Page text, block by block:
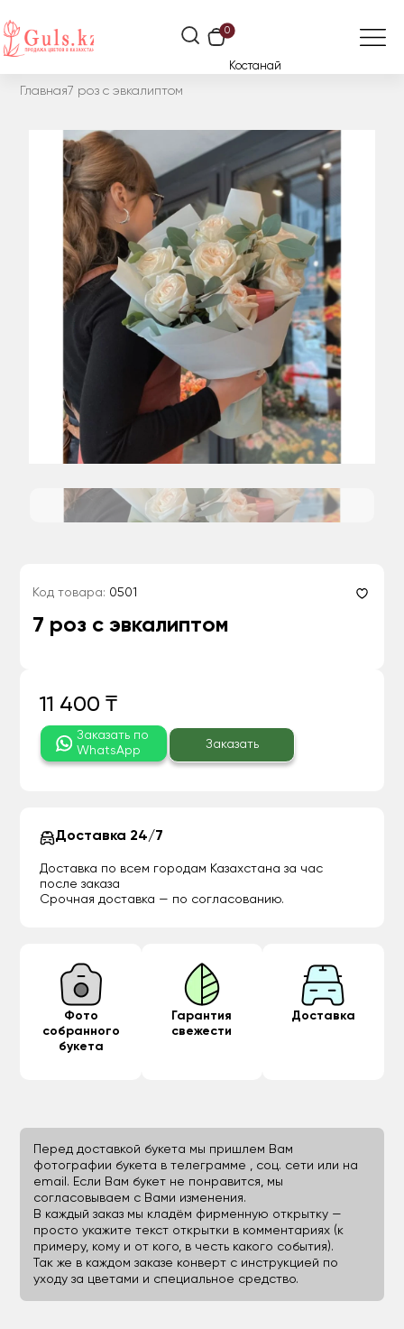
0
Костанай
Главная7 роз с эвкалиптом
Код товара: 0501
7 роз с эвкалиптом
11 400 ₸
Заказать по
WhatsApp
Заказать
Доставка 24/7
Доставка по всем городам Казахстана за час
после заказа
Срочная доставка — по согласованию.
Фото
собранного
букета
Гарантия
свежести
Доставка
Перед доставкой букета мы пришлем Вам
фотографии букета в телеграмме , соц. сети или на
email. Если Вам букет не понравится, мы
согласовываем с Вами изменения.
В каждый заказ мы кладём фирменную открытку —
просто укажите текст открытки в комментариях (к
примеру, кому и от кого, в честь какого события).
Так же в каждом заказе конверт с инструкцией по
уходу за цветами и специальное средство.